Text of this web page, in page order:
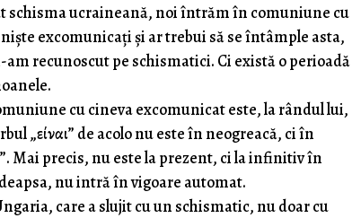
schisma ucraineană, noi întrăm în comuniune cu
excomunicați și ar trebui să se întâmple asta,
recunoscut pe schismatici. Ci există o perioadă
cu cineva excomunicat este, la rândul lui,
„είναι” de acolo nu este în neogreacă, ci în
Mai precis, nu este la prezent, ci la infinitiv în
nu intră în vigoare automat.
care a slujit cu un schismatic, nu doar cu